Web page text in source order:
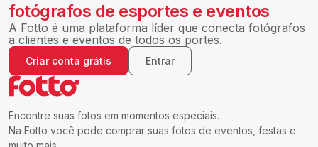
Encontre suas fotos em momentos especiais.
Na Fotto você pode comprar suas fotos de eventos, festas e
fotógrafos de esportes e eventos
A Fotto é uma plataforma líder que conecta fotógrafos
a clientes e eventos de todos os portes.
Criar conta grátis Entrar